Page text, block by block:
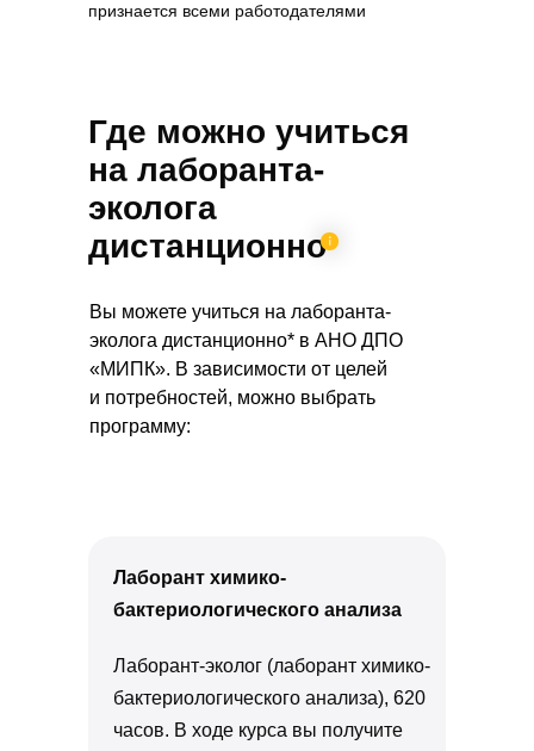
признается всеми работодателями
Где можно учиться
на лаборанта-
эколога
дистанционно
Вы можете учиться на лаборанта-
эколога дистанционно* в АНО ДПО
«МИПК». В зависимости от целей
и потребностей, можно выбрать
программу:
Лаборант химико-
бактериологического анализа
Лаборант-эколог (лаборант химико-
бактериологического анализа), 620
часов. В ходе курса вы получите